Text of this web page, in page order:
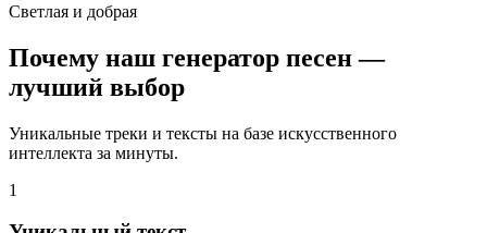
Светлая и добрая
Почему наш генератор песен —
лучший выбор
Уникальные треки и тексты на базе искусственного
интеллекта за минуты.
1